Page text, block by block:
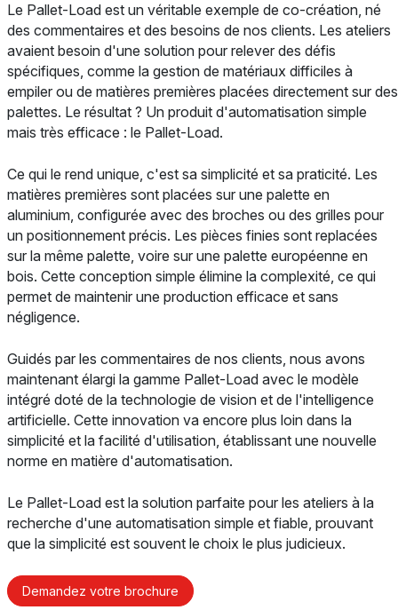
Le Pallet-Load est un véritable exemple de co-création, né
des commentaires et des besoins de nos clients. Les ateliers
avaient besoin d'une solution pour relever des défis
spécifiques, comme la gestion de matériaux difficiles à
empiler ou de matières premières placées directement sur des
palettes. Le résultat ? Un produit d'automatisation simple
mais très efficace : le Pallet-Load.
Ce qui le rend unique, c'est sa simplicité et sa praticité. Les
matières premières sont placées sur une palette en
aluminium, configurée avec des broches ou des grilles pour
un positionnement précis. Les pièces finies sont replacées
sur la même palette, voire sur une palette européenne en
bois. Cette conception simple élimine la complexité, ce qui
permet de maintenir une production efficace et sans
négligence.
Guidés par les commentaires de nos clients, nous avons
maintenant élargi la gamme Pallet-Load avec le modèle
intégré doté de la technologie de vision et de l'intelligence
artificielle. Cette innovation va encore plus loin dans la
simplicité et la facilité d'utilisation, établissant une nouvelle
norme en matière d'automatisation.
Le Pallet-Load est la solution parfaite pour les ateliers à la
recherche d'une automatisation simple et fiable, prouvant
que la simplicité est souvent le choix le plus judicieux.
Demandez votre brochure